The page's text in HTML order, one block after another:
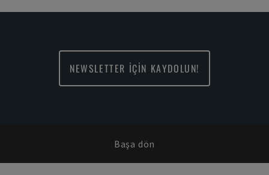
NEWSLETTER İÇİN KAYDOLUN!
Başa dön